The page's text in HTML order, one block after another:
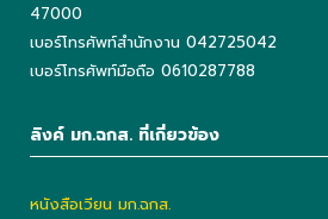
47000
เบอร์โทรศัพท์สำนักงาน 042725042
เบอร์โทรศัพท์มือถือ 0610287788
ลิงค์ มก.ฉกส. ที่เกี่ยวข้อง
หนังสือเวียน มก.ฉกส.